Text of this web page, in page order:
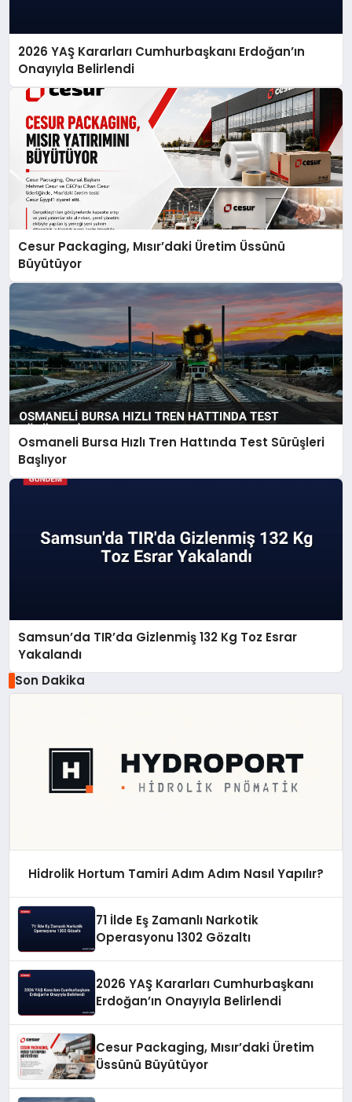
2026 YAŞ Kararları Cumhurbaşkanı Erdoğan’ın
Onayıyla Belirlendi
Cesur Packaging, Mısır’daki Üretim Üssünü
Büyütüyor
Osmaneli Bursa Hızlı Tren Hattında Test Sürüşleri
Başlıyor
Samsun’da TIR’da Gizlenmiş 132 Kg Toz Esrar
Yakalandı
Son Dakika
Hidrolik Hortum Tamiri Adım Adım Nasıl Yapılır?
71 İlde Eş Zamanlı Narkotik
Operasyonu 1302 Gözaltı
2026 YAŞ Kararları Cumhurbaşkanı
Erdoğan’ın Onayıyla Belirlendi
Cesur Packaging, Mısır’daki Üretim
Üssünü Büyütüyor